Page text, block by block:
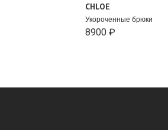
CHLOE
Укороченные брюки
8900 ₽